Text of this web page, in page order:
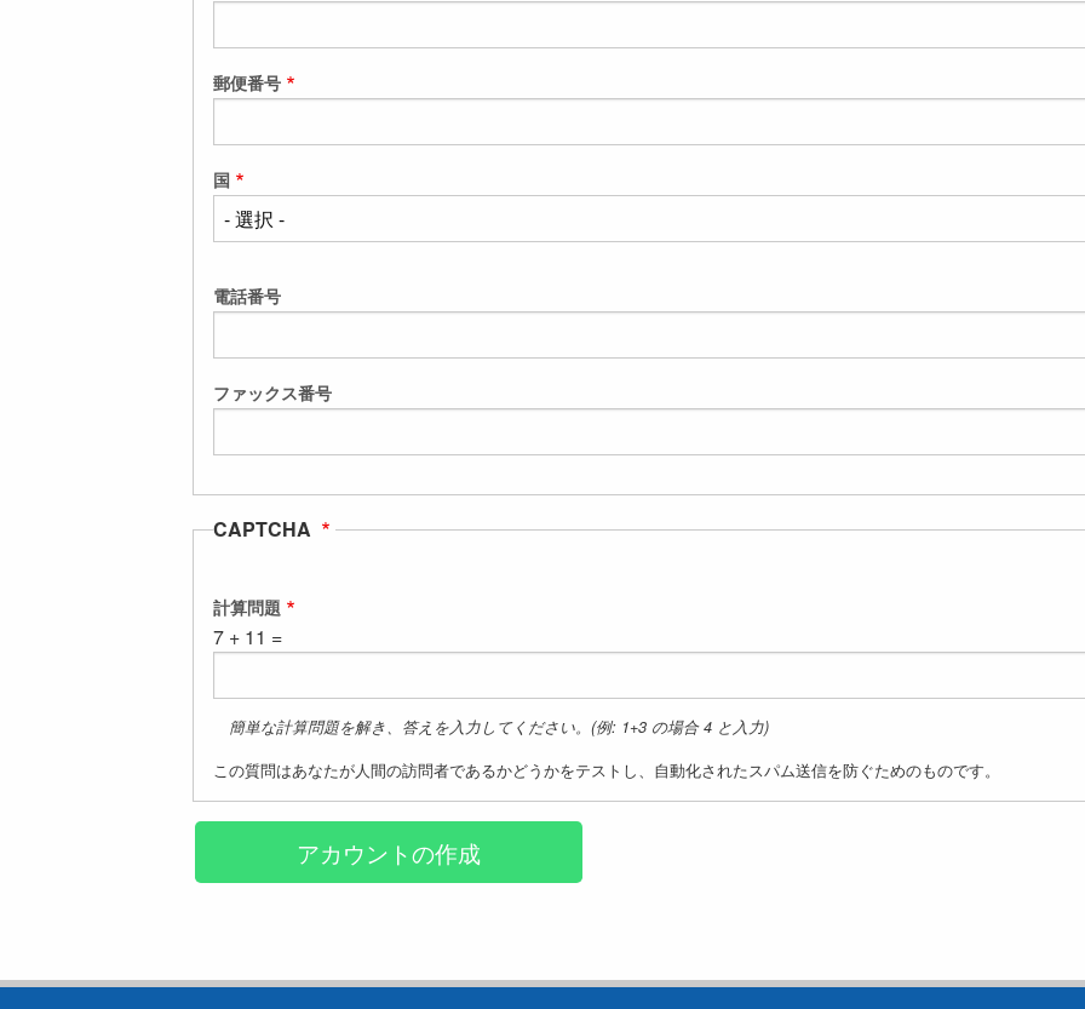
郵便番号
国
電話番号
ファックス番号
CAPTCHA
計算問題
7 + 11 =
簡単な計算問題を解き、答えを入力してください。(例: 1+3 の場合 4 と入力)
この質問はあなたが人間の訪問者であるかどうかをテストし、自動化されたスパム送信を防ぐためのものです。